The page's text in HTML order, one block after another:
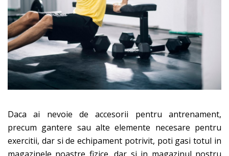
Daca ai nevoie de accesorii pentru antrenament,
precum gantere sau alte elemente necesare pentru
exercitii, dar si de echipament potrivit, poti gasi totul in
magazinele noastre fizice, dar si in magazinul nostru